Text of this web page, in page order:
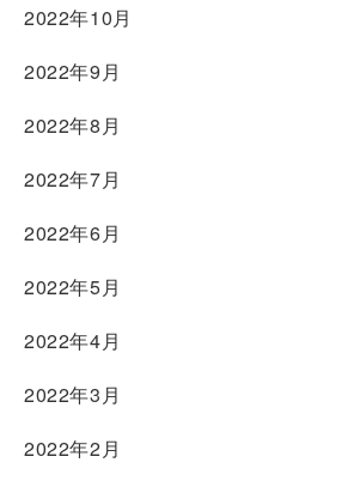
2022年10月
2022年9月
2022年8月
2022年7月
2022年6月
2022年5月
2022年4月
2022年3月
2022年2月